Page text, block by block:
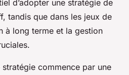
d’adopter une stratégie de
tandis que dans les jeux de
à long terme et la gestion
commence par une